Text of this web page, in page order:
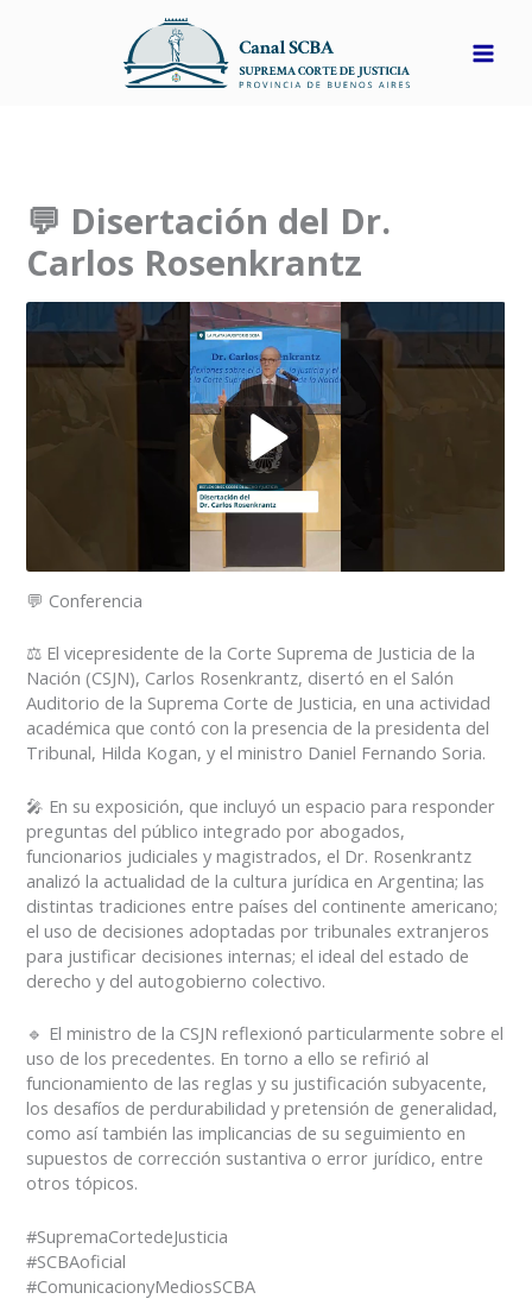
💬 Disertación del Dr.
Carlos Rosenkrantz
💬 Conferencia
⚖️ El vicepresidente de la Corte Suprema de Justicia de la
Nación (CSJN), Carlos Rosenkrantz, disertó en el Salón
Auditorio de la Suprema Corte de Justicia, en una actividad
académica que contó con la presencia de la presidenta del
Tribunal, Hilda Kogan, y el ministro Daniel Fernando Soria.
🎤 En su exposición, que incluyó un espacio para responder
preguntas del público integrado por abogados,
funcionarios judiciales y magistrados, el Dr. Rosenkrantz
analizó la actualidad de la cultura jurídica en Argentina; las
distintas tradiciones entre países del continente americano;
el uso de decisiones adoptadas por tribunales extranjeros
para justificar decisiones internas; el ideal del estado de
derecho y del autogobierno colectivo.
🔹 El ministro de la CSJN reflexionó particularmente sobre el
uso de los precedentes. En torno a ello se refirió al
funcionamiento de las reglas y su justificación subyacente,
los desafíos de perdurabilidad y pretensión de generalidad,
como así también las implicancias de su seguimiento en
supuestos de corrección sustantiva o error jurídico, entre
otros tópicos.
#SupremaCortedeJusticia
#SCBAoficial
#ComunicacionyMediosSCBA